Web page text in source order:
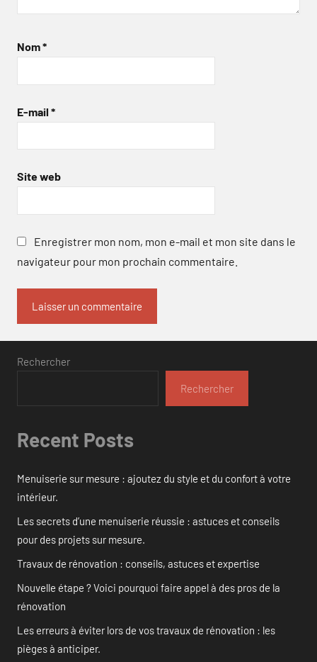
Nom*
E-mail *
Site web
Enregistrer mon nom, mon e-mail et mon site dans le
navigateur pour mon prochain commentaire.
Rechercher
Rechercher
Recent Posts
Menuiserie sur mesure : ajoutez du style et du confort à votre
intérieur.
Les secrets d’une menuiserie réussie : astuces et conseils
pour des projets sur mesure.
Travaux de rénovation : conseils, astuces et expertise
Nouvelle étape ? Voici pourquoi faire appel à des pros de la
rénovation
Les erreurs à éviter lors de vos travaux de rénovation : les
pièges à anticiper.